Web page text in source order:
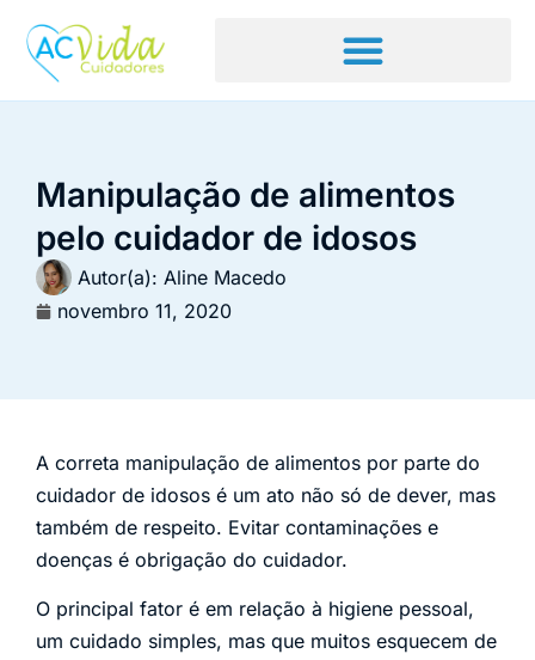
Manipulação de alimentos
pelo cuidador de idosos
Autor(a): Aline Macedo
novembro 11, 2020
A correta manipulação de alimentos por parte do
cuidador de idosos é um ato não só de dever, mas
também de respeito. Evitar contaminações e
doenças é obrigação do cuidador.
O principal fator é em relação à higiene pessoal,
um cuidado simples, mas que muitos esquecem de